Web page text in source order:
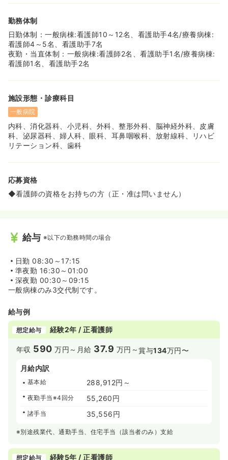
勤務体制
日勤体制：一般病棟:看護師10～12名、看護助手4名/療養病棟:
看護師4～5名、看護助手7名
夜勤・当直体制：一般病棟:看護師2名、看護助手1名/療養病棟:
看護師1名、看護助手2名
施設形態・診療科目
一般病院
内科、消化器科、小児科、外科、整形外科、脳神経外科、皮膚
科、泌尿器科、婦人科、眼科、耳鼻咽喉科、放射線科、リハビ
リテーション科、歯科
応募資格
◆看護師の資格をお持ちの方（正・准は問いません）
給与 ※以下の勤務時間の場合
日勤 08:30～17:15
準夜勤 16:30～01:00
深夜勤 00:30～09:15
一般病棟のみ3交代制です。
給与例
想定給与 経験2年 / 正看護師
年収 590 万円～ 月給 37.9 万円～賞与134万円〜
月給内訳
基本給 288,912円～
夜勤手当※4回分 55,260円
諸手当 35,556円
※別途残業代、通勤手当、住宅手当（該当者のみ）支給
想定給与 経験5年 / 正看護師